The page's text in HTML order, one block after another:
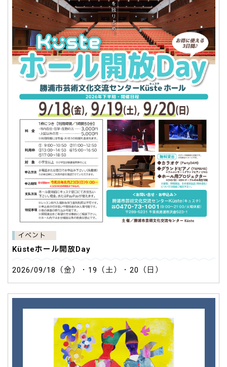
イベント
Küsteホール開放Day
2026/09/18（金）・19（土）・20（日）